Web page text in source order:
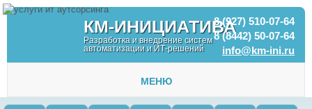
КМ-ИНИЦИАТИВА
Разработка и внедрение систем
автоматизации и ИТ-решений
8 (927) 510-07-64
8 (8442) 50-07-64
info@km-ini.ru
МЕНЮ